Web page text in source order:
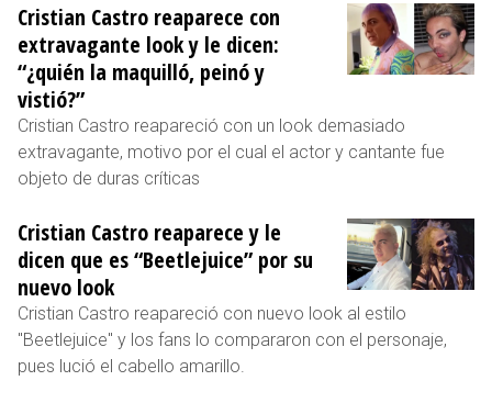
Cristian Castro reaparece con
extravagante look y le dicen:
“¿quién la maquilló, peinó y
vistió?”
Cristian Castro reapareció con un look demasiado
extravagante, motivo por el cual el actor y cantante fue
objeto de duras críticas
Cristian Castro reaparece y le
dicen que es “Beetlejuice” por su
nuevo look
Cristian Castro reapareció con nuevo look al estilo
"Beetlejuice" y los fans lo compararon con el personaje,
pues lució el cabello amarillo.